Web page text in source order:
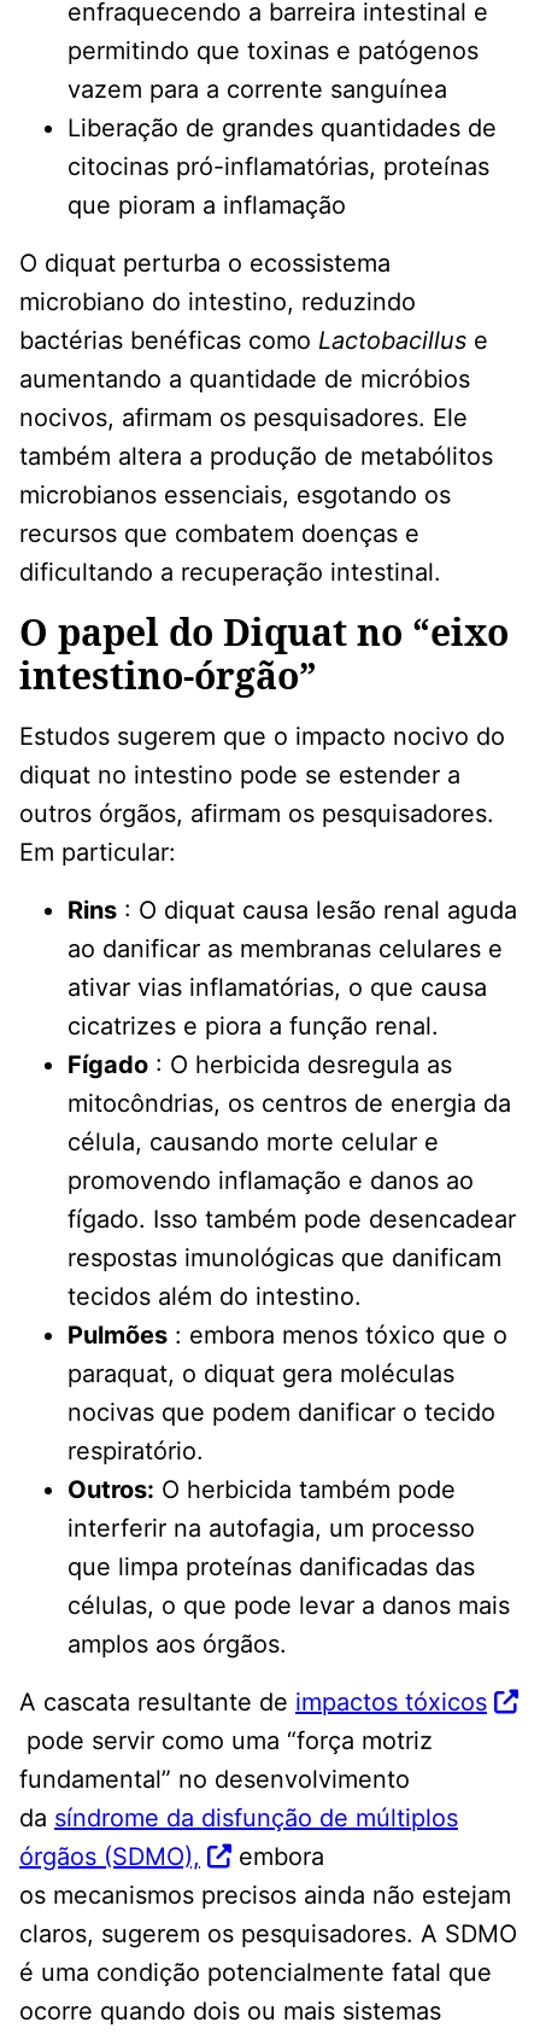
enfraquecendo a barreira intestinal e
permitindo que toxinas e patógenos
vazem para a corrente sanguínea
Liberação de grandes quantidades de
citocinas pró-inflamatórias, proteínas
que pioram a inflamação
O diquat perturba o ecossistema
microbiano do intestino, reduzindo
bactérias benéficas como Lactobacillus e
aumentando a quantidade de micróbios
nocivos, afirmam os pesquisadores. Ele
também altera a produção de metabólitos
microbianos essenciais, esgotando os
recursos que combatem doenças e
dificultando a recuperação intestinal.
O papel do Diquat no “eixo
intestino-órgão”
Estudos sugerem que o impacto nocivo do
diquat no intestino pode se estender a
outros órgãos, afirmam os pesquisadores.
Em particular:
Rins : O diquat causa lesão renal aguda
ao danificar as membranas celulares e
ativar vias inflamatórias, o que causa
cicatrizes e piora a função renal.
Fígado : O herbicida desregula as
mitocôndrias, os centros de energia da
célula, causando morte celular e
promovendo inflamação e danos ao
fígado. Isso também pode desencadear
respostas imunológicas que danificam
tecidos além do intestino.
Pulmões : embora menos tóxico que o
paraquat, o diquat gera moléculas
nocivas que podem danificar o tecido
respiratório.
Outros: O herbicida também pode
interferir na autofagia, um processo
que limpa proteínas danificadas das
células, o que pode levar a danos mais
amplos aos órgãos.
A cascata resultante de impactos tóxicos
pode servir como uma “força motriz
fundamental” no desenvolvimento
da síndrome da disfunção de múltiplos
órgãos (SDMO),
embora
os mecanismos precisos ainda não estejam
claros, sugerem os pesquisadores. A SDMO
é uma condição potencialmente fatal que
ocorre quando dois ou mais sistemas